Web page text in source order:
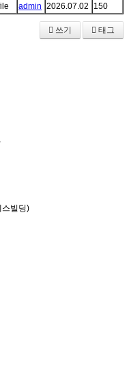
admin 2026.07.02 150
쓰기 태그
스빌딩)